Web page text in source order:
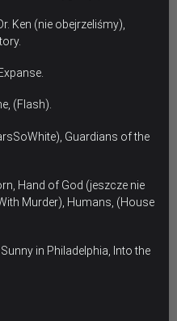
Ken (nie obejrzeliśmy),
(Flash).
Guardians of the
Hand of God (jeszcze nie
Murder), Humans, (House
in Philadelphia, Into the